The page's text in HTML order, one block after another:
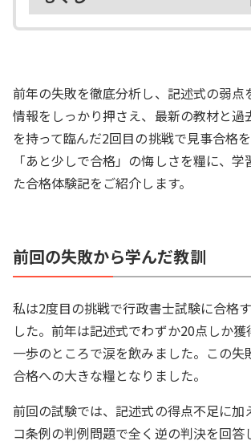
前年の失敗を徹底分析し、記述式の弱点
情報をしっかり押さえ、最新の教材と過
を持って臨んだ2回目の挑戦で見事合格を
「あと少しで合格」の悔しさを糧に、学
た合格体験記をご紹介します。
前回の失敗から学んだ教訓
私は2度目の挑戦で行政書士試験に合格
した。前年は記述式でわずか20点しか獲
一歩のところで涙を飲みました。この失
合格への大きな糧となりました。
前回の試験では、記述式の得点不足に加
コ条例の判例問題で全く逆の判決を回答